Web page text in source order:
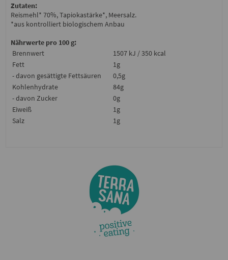
Zutaten:
Reismehl* 70%, Tapiokastärke*, Meersalz.
*aus kontrolliert biologischem Anbau
Nährwerte pro 100 g:
Brennwert
1507 kJ / 350 kcal
Fett
1g
- davon gesättigte Fettsäuren
0,5g
Kohlenhydrate
84g
- davon Zucker
0g
Eiweiß
1g
Salz
1g